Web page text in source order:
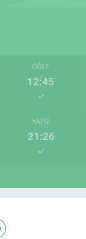
ÖĞLE
12:45
YATSI
21:26